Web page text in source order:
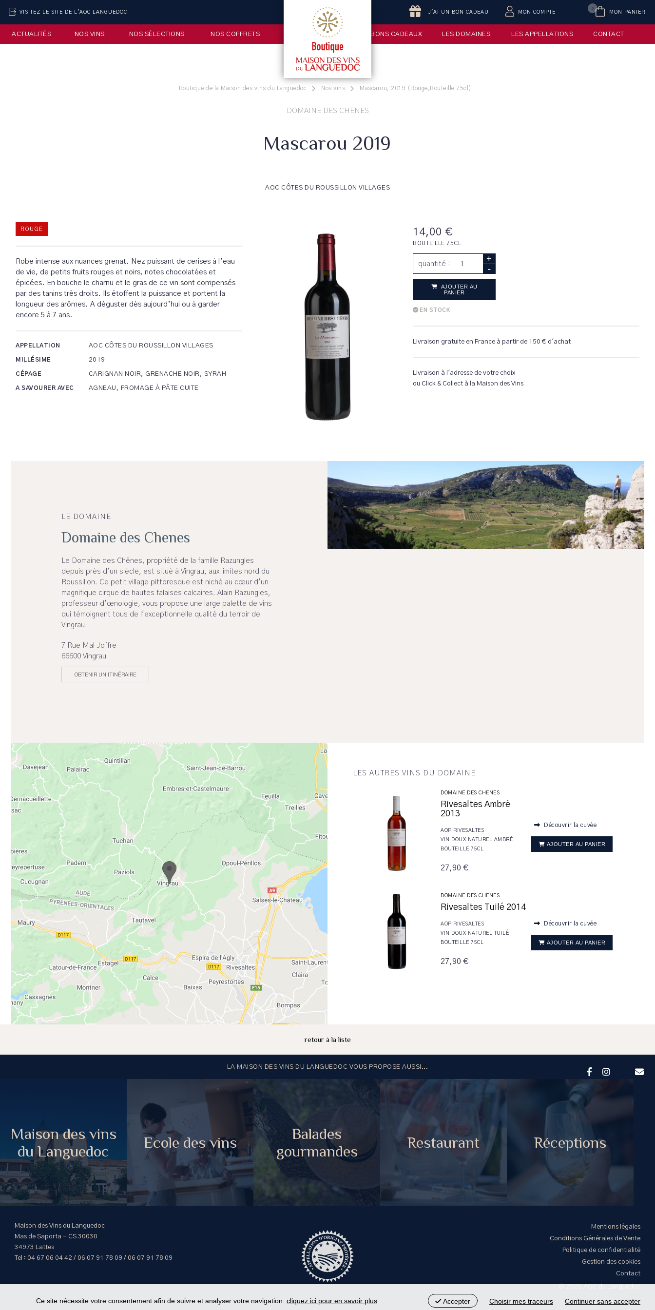
VISITEZ LE SITE DE L'AOC LANGUEDOC J'AI UN BON CADEAU MON COMPTE MON PANIER
0
ACTUALITÉS NOS VINS NOS SÉLECTIONS NOS COFFRETS BONS CADEAUX LES DOMAINES LES APPELLATIONS CONTACT
Boutique de la Maison des vins du Languedoc Nos vins Mascarou, 2019 (Rouge,Bouteille 75cl)
DOMAINE DES CHENES
Mascarou 2019
AOC CÔTES DU ROUSSILLON VILLAGES
ROUGE
Robe intense aux nuances grenat. Nez puissant de cerises à l’eau
de vie, de petits fruits rouges et noirs, notes chocolatées et
épicées. En bouche le charnu et le gras de ce vin sont compensés
par des tanins très droits. Ils étoffent la puissance et portent la
longueur des arômes. A déguster dès aujourd’hui ou à garder
encore 5 à 7 ans.
APPELLATION AOC CÔTES DU ROUSSILLON VILLAGES
MILLÉSIME 2019
CÉPAGE CARIGNAN NOIR, GRENACHE NOIR, SYRAH
A SAVOURER AVEC AGNEAU, FROMAGE À PÂTE CUITE
14,00 €
BOUTEILLE 75CL
quantité : +
-
AJOUTER AU
PANIER
EN STOCK
Livraison gratuite en France à partir de 150 € d'achat
Livraison à l'adresse de votre choix
ou Click & Collect à la Maison des Vins
LE DOMAINE
Domaine des Chenes
Le Domaine des Chênes, propriété de la famille Razungles
depuis près d’un siècle, est situé à Vingrau, aux limites nord du
Roussillon. Ce petit village pittoresque est niché au cœur d’un
magnifique cirque de hautes falaises calcaires. Alain Razungles,
professeur d’œnologie, vous propose une large palette de vins
qui témoignent tous de l’exceptionnelle qualité du terroir de
Vingrau.
7 Rue Mal Joffre
66600 Vingrau
OBTENIR UN ITINÉRAIRE
LES AUTRES VINS DU DOMAINE
DOMAINE DES CHENES
Rivesaltes Ambré
2013
AOP RIVESALTES
VIN DOUX NATUREL AMBRÉ
BOUTEILLE 75CL
27,90 €
Découvrir la cuvée
AJOUTER AU PANIER
DOMAINE DES CHENES
Rivesaltes Tuilé 2014
AOP RIVESALTES
VIN DOUX NATUREL TUILÉ
BOUTEILLE 75CL
27,90 €
Découvrir la cuvée
AJOUTER AU PANIER
retour à la liste
LA MAISON DES VINS DU LANGUEDOC VOUS PROPOSE AUSSI...
Maison des vins
du Languedoc
Ecole des vins
Balades
gourmandes
Restaurant Réceptions
Maison des Vins du Languedoc
Mas de Saporta - CS 30030
34973 Lattes
Tel : 04 67 06 04 42 / 06 07 91 78 09 / 06 07 91 78 09
Mentions légales
Conditions Générales de Vente
Politique de confidentialité
Gestion des cookies
Contact
Ce site nécessite votre consentement afin de suivre et analyser votre navigation. cliquez ici pour en savoir plus Accepter Choisir mes traceurs Continuer sans accepter